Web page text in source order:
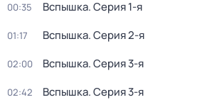
00:35 Вспышка. Серия 1-я
01:17 Вспышка. Серия 2-я
02:00 Вспышка. Серия 3-я
02:42 Вспышка. Серия 3-я